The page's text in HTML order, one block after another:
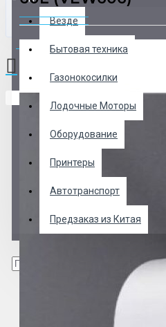
Везде
Бытовая техника
Газонокосилки
Лодочные Моторы
Оборудование
Принтеры
Автотранспорт
Предзаказ из Китая
0 товар(ов) - 0 р.